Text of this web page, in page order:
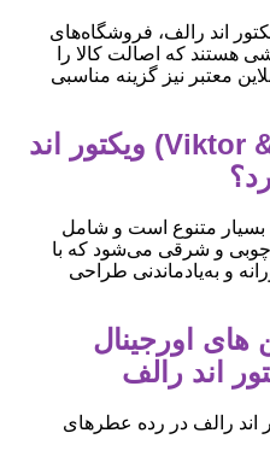
اند رالف، فروشگاه‌های
هستند که اصالت کالا را
معتبر نیز گزینه مناسبی
عطر و ادکلن (Viktor & Rolf) ویکتور اند
بسیار متنوع است و شامل
چوبی و شرقی می‌شود که با
و به‌یادماندنی طراحی
اورجینال
اند رالف در رده عطرهای